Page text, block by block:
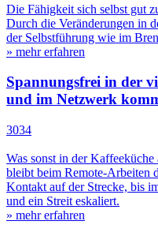
Die Fähigkeit sich selbst gut
Durch die Veränderungen in
der Selbstführung wie im
» mehr erfahren
Spannungsfrei in der
und im Netzwerk
3034
Was sonst in der
bleibt beim Remote-Arbeiten
Kontakt auf der Strecke, bis
und ein Streit eskaliert.
» mehr erfahren